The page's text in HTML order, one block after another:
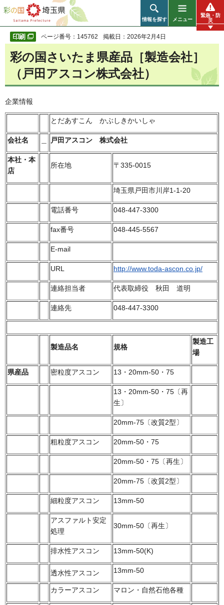
彩の国 埼玉県
情報を探す メニュー
緊急・防
災
ページ番号：145762 掲載日：2026年2月4日
彩の国さいたま県産品［製造会社］
（戸田アスコン株式会社）
企業情報
とだあすこん かぶしきかいしゃ
会社名 戸田アスコン 株式会社
本社・本
店
所在地 〒335-0015
埼玉県戸田市川岸1-1-20
電話番号 048-447-3300
fax番号 048-445-5567
E-mail
URL http://www.toda-ascon.co.jp/
連絡担当者 代表取締役 秋田 道明
連絡先 048-447-3300
製造品名 規格
製造工
場
県産品 密粒度アスコン 13・20mm-50・75
13・20mm-50・75〔再
生〕
20mm-75〔改質2型〕
粗粒度アスコン 20mm-50・75
20mm-50・75〔再生〕
20mm-75〔改質2型〕
細粒度アスコン 13mm-50
アスファルト安定
処理
30mm-50〔再生〕
排水性アスコン 13mm-50(K)
透水性アスコン 13mm-50
カラーアスコン マロン・自然石他各種